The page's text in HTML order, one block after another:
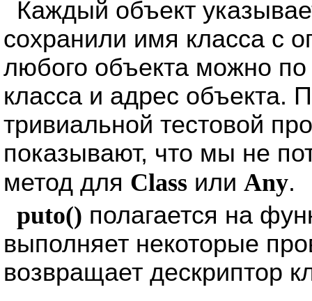
Каждый объект
сохранили имя класса с
любого объекта можно
класса и адрес объекта.
тривиальной тестовой
показывают, что мы не
метод для Class или Any.
puto() полагается на
выполняет некоторые
возвращает дескриптор